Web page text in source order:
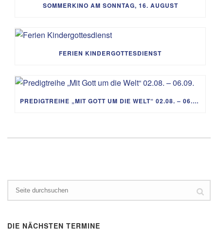
SOMMERKINO AM SONNTAG, 16. AUGUST
FERIEN KINDERGOTTESDIENST
PREDIGTREIHE „MIT GOTT UM DIE WELT“ 02.08. – 06.09.
DIE NÄCHSTEN TERMINE